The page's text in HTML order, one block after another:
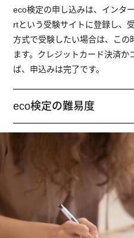
eco検定の申し込みは、インタ
rtという受験サイトに登録し、
方式で受験したい場合は、この
ます。クレジットカード決済
ば、申込みは完了です。
eco検定の難易度